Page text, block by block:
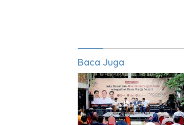
Baca Juga